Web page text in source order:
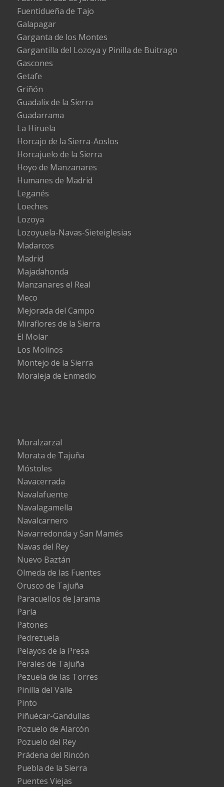
Fuentidueña de Tajo
Galapagar
Garganta de los Montes
Gargantilla del Lozoya y Pinilla de Buitrago
Gascones
Getafe
Griñón
Guadalix de la Sierra
Guadarrama
La Hiruela
Horcajo de la Sierra-Aoslos
Horcajuelo de la Sierra
Hoyo de Manzanares
Humanes de Madrid
Leganés
Loeches
Lozoya
Lozoyuela-Navas-Sieteiglesias
Madarcos
Madrid
Majadahonda
Manzanares el Real
Meco
Mejorada del Campo
Miraflores de la Sierra
El Molar
Los Molinos
Montejo de la Sierra
Moraleja de Enmedio
Moralzarzal
Morata de Tajuña
Móstoles
Navacerrada
Navalafuente
Navalagamella
Navalcarnero
Navarredonda y San Mamés
Navas del Rey
Nuevo Baztán
Olmeda de las Fuentes
Orusco de Tajuña
Paracuellos de Jarama
Parla
Patones
Pedrezuela
Pelayos de la Presa
Perales de Tajuña
Pezuela de las Torres
Pinilla del Valle
Pinto
Piñuécar-Gandullas
Pozuelo de Alarcón
Pozuelo del Rey
Prádena del Rincón
Puebla de la Sierra
Puentes Viejas